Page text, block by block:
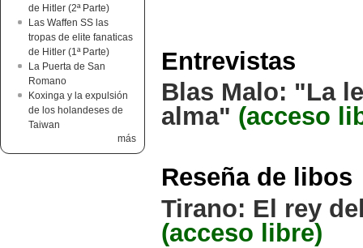
de Hitler (2ª Parte)
Las Waffen SS las
tropas de elite fanaticas
de Hitler (1ª Parte)
La Puerta de San
Romano
Koxinga y la expulsión
de los holandeses de
Taiwan
más
Entrevistas
Blas Malo: "La
alma" (acceso
Reseña de libos
Tirano: El rey
(acceso libre)